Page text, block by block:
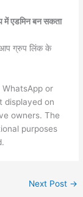
में एडमिन बन सकता
आप ग्रुप लिंक के
or
displayed on
owners. The
purposes
Next Post →